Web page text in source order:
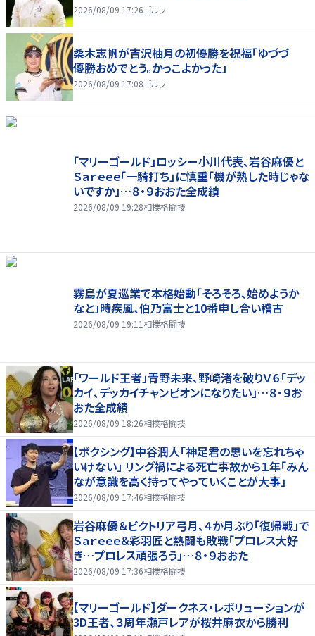
2026/08/09 17:26ゴルフ
桑木志帆が吉沢柚月の初優勝を祝福「ゆづづ
優勝おめでとう。かっこよかった」
2026/08/09 17:08ゴルフ
「マリーゴールド」ロッシー小川代表、岩谷麻優と
Ｓａｒｅｅｅ「一騎打ち」に慎重「機が熟した時じゃな
いですか」…８・９おおた全成績
2026/08/09 19:28相撲格闘技
霧島が夏巡業で本格始動「そろそろ、始めようか
なと」時疾風、伯乃富士と10番申し合い稽古
2026/08/09 19:11 相撲格闘技
「ワールド王者」青野未来、野崎渚を破りＶ６「デッ
カイ、デッカイチャンピオンになりたい」…８・９お
おた全成績
2026/08/09 18:26相撲格闘技
【ボクシング】中谷潤人「神足君の思いを忘れちゃ
いけない」 リング禍による死亡事故から１年「みん
なが意識を高く持ってやっていくことが大事」
2026/08/09 17:46相撲格闘技
岩谷麻優＆ビクトリア弓月、４か月ぶり「復帰戦」で
Ｓａｒｅｅｅ＆彩羽匠と熱闘も敗戦「プロレス大好
き…プロレス頑張ろう」…８・９おおた
2026/08/09 17:36相撲格闘技
【マリーゴールド】ダークネス・レボリューションが
3D王者、３周年瀬戸レアが桜井麻衣から勝利